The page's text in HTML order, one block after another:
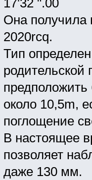
Она получила
2020rcq.
Тип
родительской
около 10,5m,
поглощение
В настоящее
позволяет
даже 130 мм.